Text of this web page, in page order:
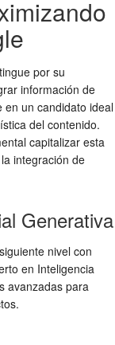
por su
información de
en un candidato ideal
del contenido.
capitalizar esta
integración de
Generativa
nivel con
en Inteligencia
avanzadas para